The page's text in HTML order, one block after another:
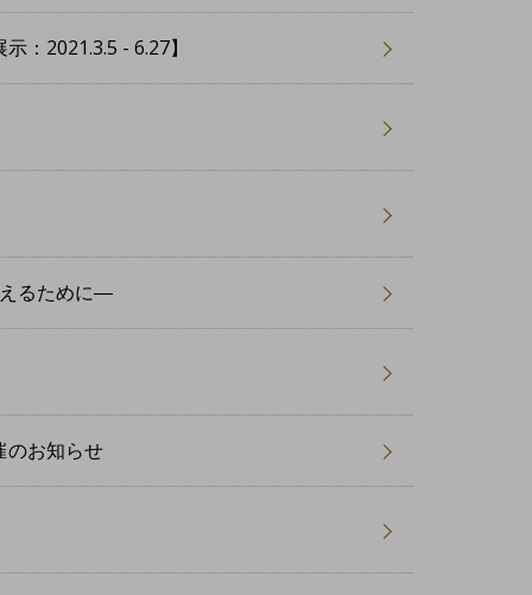
：2021.3.5 - 6.27】
るために―
のお知らせ